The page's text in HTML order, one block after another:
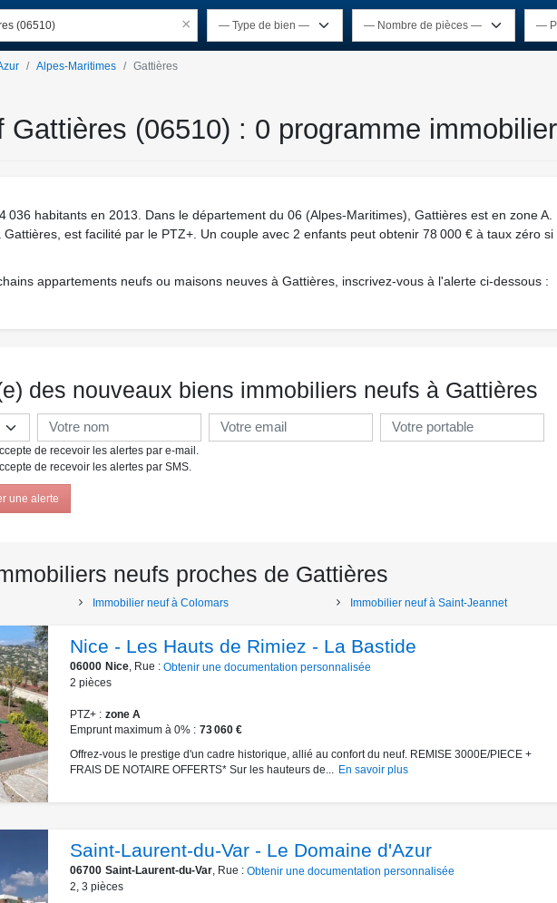
(06510) ×
Alpes-Maritimes Gattières
Gattières (06510) : 0 programme
036 habitants en 2013. Dans le département du 06 (Alpes-Maritimes), Gattières est en zone
Gattières, est facilité par le PTZ+. Un couple avec 2 enfants peut obtenir 78 000 € à taux zéro
appartements neufs ou maisons neuves à Gattières, inscrivez-vous à l'alerte ci-dessous :
des nouveaux biens immobiliers neufs à Gattières
de recevoir les alertes par e-mail.
de recevoir les alertes par SMS.
une alerte
neufs proches de Gattières
Immobilier neuf à Colomars Immobilier neuf à Saint-Jeannet
Nice - Les Hauts de Rimiez - La Bastide
06000 Nice, Rue : Obtenir une documentation personnalisée
2 pièces
PTZ+
zone A
Emprunt maximum à 0%
73 060 €
Offrez-vous le prestige d'un cadre historique, allié au confort du neuf. REMISE 3000E/PIECE +
FRAIS DE NOTAIRE OFFERTS* Sur les hauteurs de... En savoir plus
Saint-Laurent-du-Var - Le Domaine d'Azur
06700 Saint-Laurent-du-Var, Rue : Obtenir une documentation personnalisée
2 3 pièces